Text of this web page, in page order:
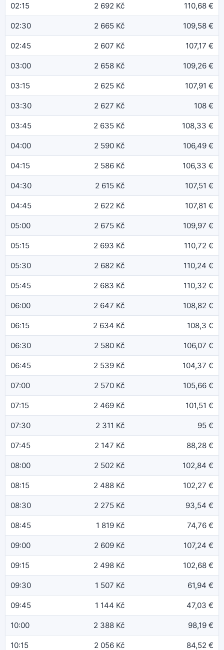
02:15 2 692 Kč 110,68 €
02:30 2 665 Kč 109,58 €
02:45 2 607 Kč 107,17 €
03:00 2 658 Kč 109,26 €
03:15 2 625 Kč 107,91 €
03:30 2 627 Kč 108 €
03:45 2 635 Kč 108,33 €
04:00 2 590 Kč 106,49 €
04:15 2 586 Kč 106,33 €
04:30 2 615 Kč 107,51 €
04:45 2 622 Kč 107,81 €
05:00 2 675 Kč 109,97 €
05:15 2 693 Kč 110,72 €
05:30 2 682 Kč 110,24 €
05:45 2 683 Kč 110,32 €
06:00 2 647 Kč 108,82 €
06:15 2 634 Kč 108,3 €
06:30 2 580 Kč 106,07 €
06:45 2 539 Kč 104,37 €
07:00 2 570 Kč 105,66 €
07:15 2 469 Kč 101,51 €
07:30 2 311 Kč 95 €
07:45 2 147 Kč 88,28 €
08:00 2 502 Kč 102,84 €
08:15 2 488 Kč 102,27 €
08:30 2 275 Kč 93,54 €
08:45 1 819 Kč 74,76 €
09:00 2 609 Kč 107,24 €
09:15 2 498 Kč 102,68 €
09:30 1 507 Kč 61,94 €
09:45 1 144 Kč 47,03 €
10:00 2 388 Kč 98,19 €
10:15 2 056 Kč 84,52 €